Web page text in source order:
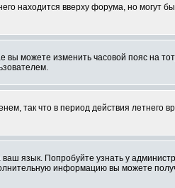
находится вверху форума, но могут
можете изменить часовой пояс на
так что в период действия летнего
язык. Попробуйте узнать у
информацию вы можете